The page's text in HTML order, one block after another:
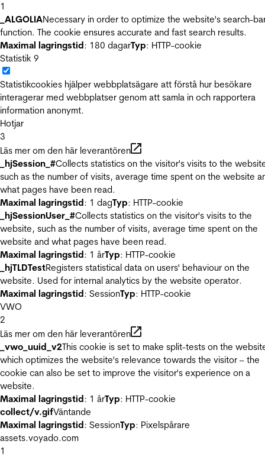
1
_ALGOLIANecessary in order to optimize the website's search-
function. The cookie ensures accurate and fast search results.
Maximal lagringstid: 180 dagarTyp: HTTP-cookie
Statistik 9
Statistikcookies hjälper webbplatsägare att förstå hur besökare
interagerar med webbplatser genom att samla in och rapportera
information anonymt.
Hotjar
3
Läs mer om den här leverantören
_hjSession_#Collects statistics on the visitor's visits to the
such as the number of visits, average time spent on the website
what pages have been read.
Maximal lagringstid: 1 dagTyp: HTTP-cookie
_hjSessionUser_#Collects statistics on the visitor's visits to the
website, such as the number of visits, average time spent on the
website and what pages have been read.
Maximal lagringstid: 1 årTyp: HTTP-cookie
_hjTLDTestRegisters statistical data on users' behaviour on the
website. Used for internal analytics by the website operator.
Maximal lagringstid: SessionTyp: HTTP-cookie
VWO
2
Läs mer om den här leverantören
_vwo_uuid_v2This cookie is set to make split-tests on the
which optimizes the website's relevance towards the visitor – the
cookie can also be set to improve the visitor's experience on a
website.
Maximal lagringstid: 1 årTyp: HTTP-cookie
collect/v.gifVäntande
Maximal lagringstid: SessionTyp: Pixelspårare
assets.voyado.com
1